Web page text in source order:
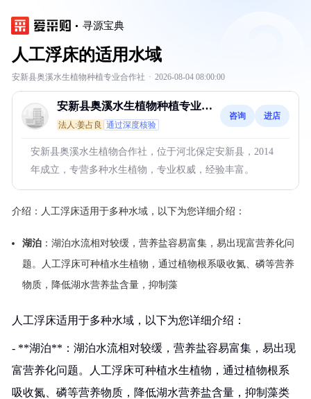
寻源宝典
人工浮床的适用水域
安新县奥溪水生植物种植专业合作社 · 2026-08-04 08:00:00
安新县奥溪水生植物种植专业合
作社
法人:姜占良 通过深度核验
咨询 进店
安新县奥溪水生植物合作社，位于河北保定安新县，2014
年成立，专营多种水生植物，专业权威，经验丰富。
介绍： 人工浮床适用于多种水域，以下为您详细介绍：
湖泊 ：湖泊水流相对较缓，营养盐容易富集，易出现富营养化问
题。人工浮床可种植水生植物，通过植物根系吸收氮、磷等营养
物质，降低湖水营养盐含量，抑制藻
人工浮床适用于多种水域，以下为您详细介绍：
- **湖泊**：湖泊水流相对较缓，营养盐容易富集，易出现
富营养化问题。人工浮床可种植水生植物，通过植物根系
吸收氮、磷等营养物质，降低湖水营养盐含量，抑制藻类